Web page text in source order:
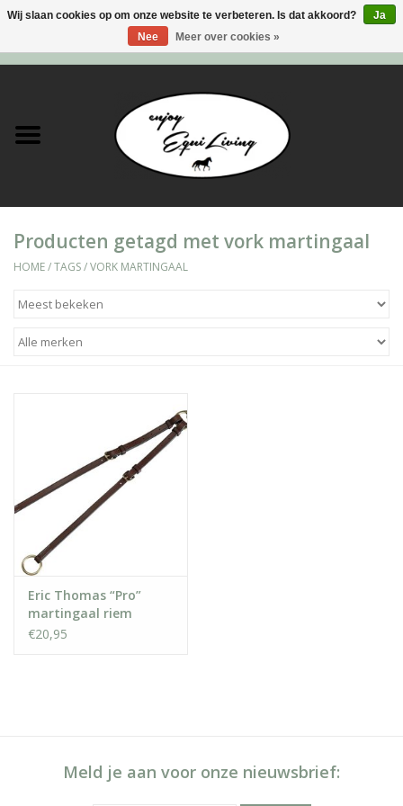
Stal en meer
Ruiter
Super Sales deals
Producten getagd met vork martingaal
HOME/TAGS/VORK MARTINGAAL
Eric Thomas “Pro”
martingaal riem
€20,95
Meld je aan voor onze nieuwsbrief:
Wij slaan cookies op om onze website te verbeteren. Is dat akkoord?
Ja
Nee
Meer over cookies »